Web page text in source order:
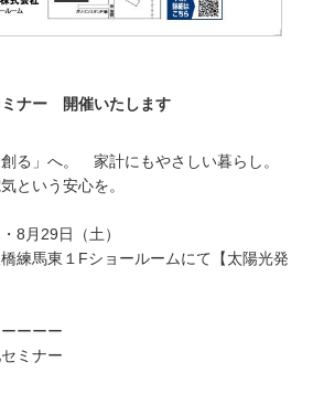
ミナー 開催いたします
る」へ。 家計にもやさしい暮らし。
という安心を。
8月29日（土）
練馬東１Fショールームにて【太陽光発
ーーー
ミナー